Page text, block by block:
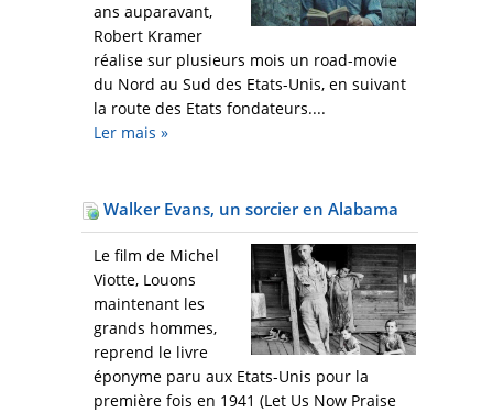
ans auparavant,
Robert Kramer
réalise sur plusieurs mois un road-movie
du Nord au Sud des Etats-Unis, en suivant
la route des Etats fondateurs....
Ler mais »
Walker Evans, un sorcier en Alabama
Le film de Michel
Viotte, Louons
maintenant les
grands hommes,
reprend le livre
éponyme paru aux Etats-Unis pour la
première fois en 1941 (Let Us Now Praise